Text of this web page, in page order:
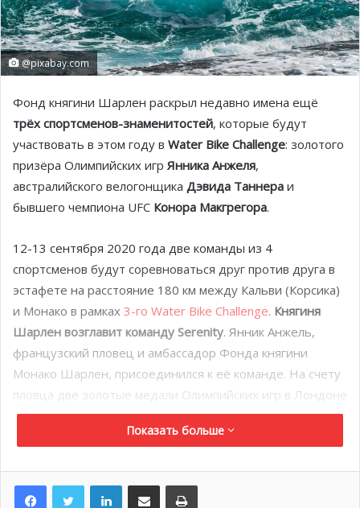
@pixabay.com
Фонд княгини Шарлен раскрыл недавно имена ещё
трёх спортсменов-знаменитостей, которые будут
участвовать в этом году в Water Bike Challenge: золотого
призёра Олимпийских игр Янника Анжеля,
австралийского велогонщика Дэвида Таннера и
бывшего чемпиона UFC Конора Макгрегора.
12-13 сентября 2020 года две команды из 4
спортсменов будут соревноваться друг против друга в
эстафете на расстояние 180 км между Кальви (Корсика)
и Монако в рамках 3-го Water Bike Challenge. Княгиня
Шарлен возглавит команду Serenity. Янник Анжель,
французский пловец и амбассадор Фонда княгини
Монако Шарлен, присоединился к её команде. На счету
пловца две золотые медали Олимпийских игр в Лондоне
2012 года и три титула чемпиона мира.
Показать больше
LinkedInПоделиться по электронной почте Распечатать